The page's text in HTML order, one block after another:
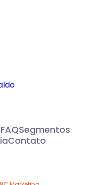
FAQSegmentos
Contato